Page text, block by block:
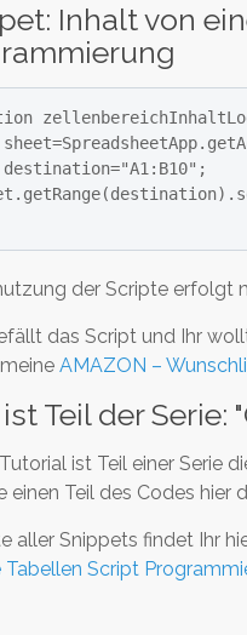
Inhalt von
der Scripte erfolgt
das Script und Ihr
AMAZON –
Teil der
ist Teil einer Serie
einen Teil des Codes
aller Snippets findet Ihr
Tabellen Script